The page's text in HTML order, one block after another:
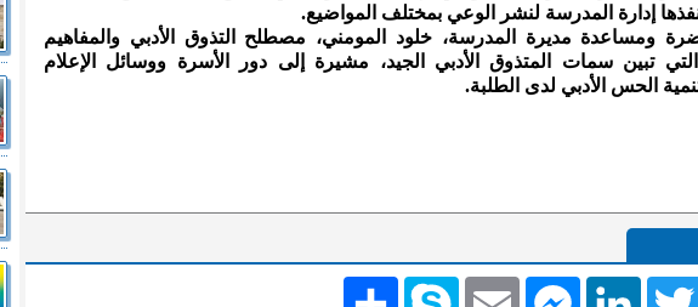
إدارة المدرسة لنشر الوعي بمختلف المواضيع.
ومساعدة مديرة المدرسة، خلود المومني، مصطلح التذوق الأدبي والمفاهيم
تبين سمات المتذوق الأدبي الجيد، مشيرة إلى دور الأسرة ووسائل الإعلام
الحس الأدبي لدى الطلبة.
انشر Skype EmailMessengerLinkedIn